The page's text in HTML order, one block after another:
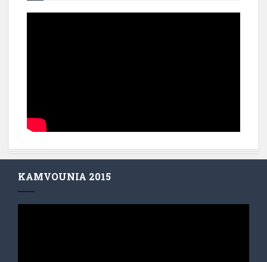
KAMVOUNIA 2015